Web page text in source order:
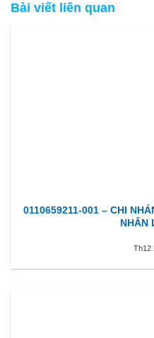
Bài viết liên quan
0110659211-001 – CHI
NHÂN
Th12